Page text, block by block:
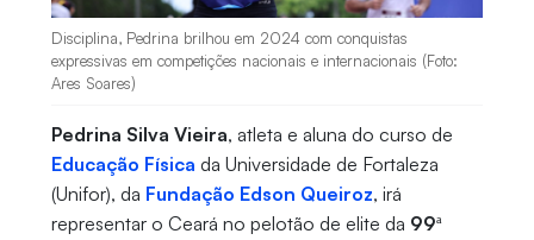
Disciplina, Pedrina brilhou em 2024 com conquistas
expressivas em competições nacionais e internacionais (Foto:
Ares Soares)
Pedrina Silva Vieira, atleta e aluna do curso de
Educação Física da Universidade de Fortaleza
(Unifor), da Fundação Edson Queiroz, irá
representar o Ceará no pelotão de elite da 99ª